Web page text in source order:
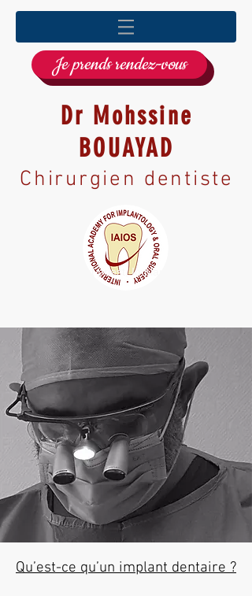
Je prends rendez-vous
Dr Mohssine
BOUAYAD
Chirurgien dentiste
Dentiste à Saint priest, Implantologie, Greffe
Qu’est-ce qu’un implant dentaire ?